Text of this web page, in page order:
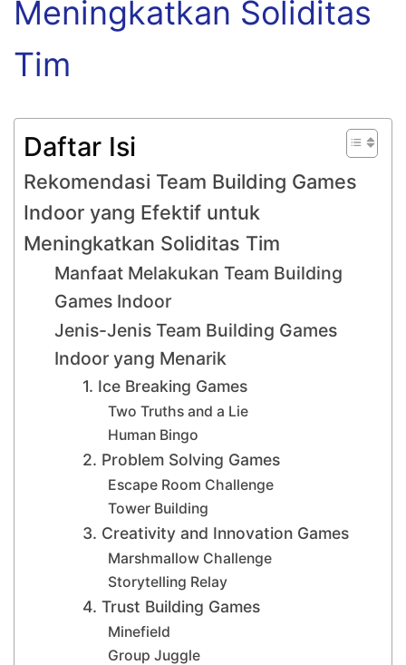
Meningkatkan Soliditas
Tim
Daftar Isi
Rekomendasi Team Building Games
Indoor yang Efektif untuk
Meningkatkan Soliditas Tim
Manfaat Melakukan Team Building
Games Indoor
Jenis-Jenis Team Building Games
Indoor yang Menarik
1. Ice Breaking Games
Two Truths and a Lie
Human Bingo
2. Problem Solving Games
Escape Room Challenge
Tower Building
3. Creativity and Innovation Games
Marshmallow Challenge
Storytelling Relay
4. Trust Building Games
Minefield
Group Juggle